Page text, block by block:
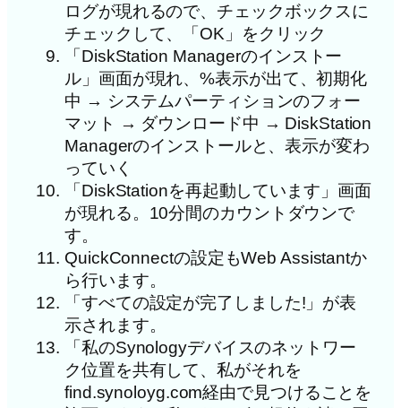
ログが現れるので、チェックボックスに
チェックして、「OK」をクリック
「DiskStation Managerのインストー
ル」画面が現れ、%表示が出て、初期化
中 → システムパーティションのフォー
マット → ダウンロード中 → DiskStation
Managerのインストールと、表示が変わ
っていく
「DiskStationを再起動しています」画面
が現れる。10分間のカウントダウンで
す。
QuickConnectの設定もWeb Assistantか
ら行います。
「すべての設定が完了しました!」が表
示されます。
「私のSynologyデバイスのネットワー
ク位置を共有して、私がそれを
find.synoloyg.com経由で見つけることを